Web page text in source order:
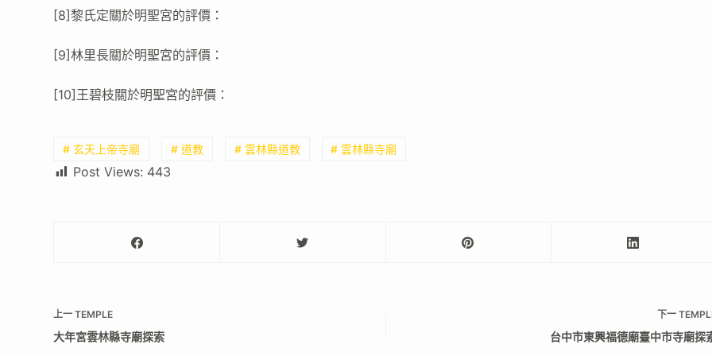
[8]黎氏定關於明聖宮的評價：
[9]林里長關於明聖宮的評價：
[10]王碧枝關於明聖宮的評價：
# 玄天上帝寺廟 # 道教 # 雲林縣道教 # 雲林縣寺廟
Post Views: 443
上一TEMPLE
大年宮雲林縣寺廟探索
下一
台中市東興福德廟臺中市寺廟探